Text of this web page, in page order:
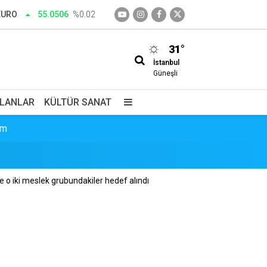
55.0506 %0.02
31°
İstanbul
Güneşli
KÜLTÜR SANAT
o iki meslek grubundakiler hedef alındı